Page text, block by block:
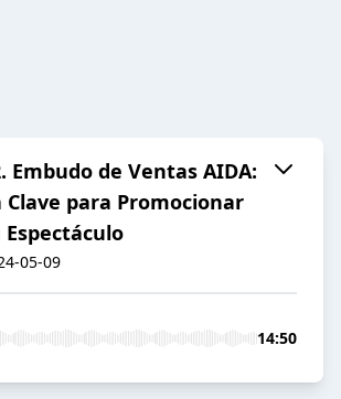
Embudo de Ventas AIDA:
Clave para Promocionar
05-09
14:50